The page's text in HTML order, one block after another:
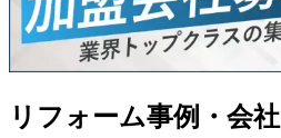
リフォーム事例・会社